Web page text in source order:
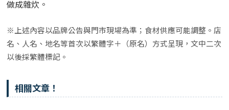
做成雜炊。
※上述內容以品牌公告與門市現場為準；食材供應可能調整。店
名、人名、地名等首次以繁體字＋（原名）方式呈現，文中二次
以後採繁體標記。
相關文章！